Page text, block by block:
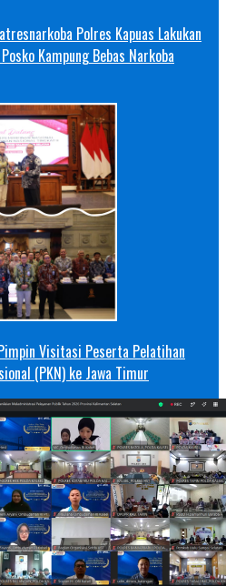
Polres Kapuas Lakukan
Kampung Bebas Narkoba
Visitasi Peserta Pelatihan
(PKN) ke Jawa Timur